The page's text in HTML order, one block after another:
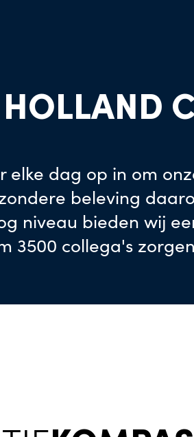
HOLLAND
elke dag op in om
beleving
niveau bieden wij
3500 collega's